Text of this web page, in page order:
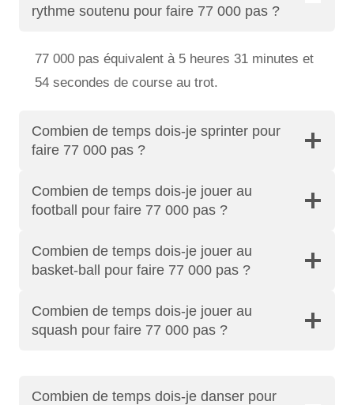
rythme soutenu pour faire 77 000 pas ?
77 000 pas équivalent à 5 heures 31 minutes et
54 secondes de course au trot.
Combien de temps dois-je sprinter pour
faire 77 000 pas ?
Combien de temps dois-je jouer au
football pour faire 77 000 pas ?
Combien de temps dois-je jouer au
basket-ball pour faire 77 000 pas ?
Combien de temps dois-je jouer au
squash pour faire 77 000 pas ?
Combien de temps dois-je danser pour